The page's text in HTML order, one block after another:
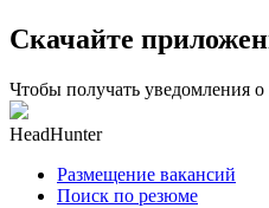
Скачайте
Чтобы получать уведомления
HeadHunter
Размещение вакансий
Поиск по резюме